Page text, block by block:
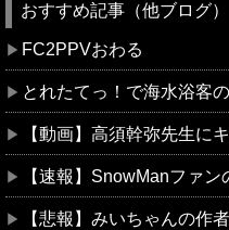
おすすめ記事（他ブログ）
FC2PPVおわる
とれたてっ！で海水浴客の
【動画】高須幹弥先生にキレるショートスリ
【速報】SnowManファンのおばさんたちの集
【悲報】みいちゃんの作者